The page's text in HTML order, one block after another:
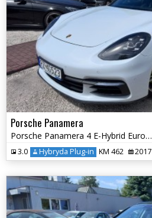
Porsche Panamera
Porsche Panamera 4 E-Hybrid Europa Pneumatyka
3.0 Hybryda Plug-in KM 462 2017